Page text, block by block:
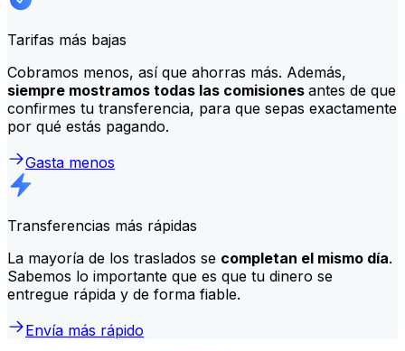
Tarifas más bajas
Cobramos menos, así que ahorras más. Además,
siempre mostramos todas las comisiones antes de que
confirmes tu transferencia, para que sepas exactamente
por qué estás pagando.
Gasta menos
Transferencias más rápidas
La mayoría de los traslados se completan el mismo día.
Sabemos lo importante que es que tu dinero se
entregue rápida y de forma fiable.
Envía más rápido